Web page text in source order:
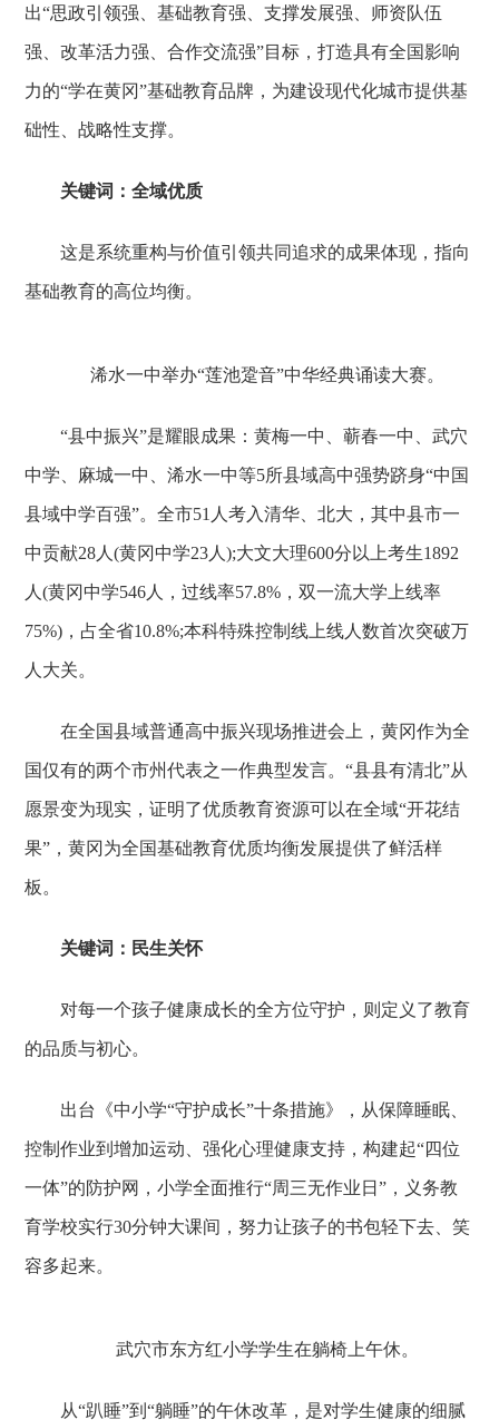
出“思政引领强、基础教育强、支撑发展强、师资队伍
强、改革活力强、合作交流强”目标，打造具有全国影响
力的“学在黄冈”基础教育品牌，为建设现代化城市提供基
础性、战略性支撑。
关键词：全域优质
这是系统重构与价值引领共同追求的成果体现，指向
基础教育的高位均衡。
浠水一中举办“莲池跫音”中华经典诵读大赛。
“县中振兴”是耀眼成果：黄梅一中、蕲春一中、武穴
中学、麻城一中、浠水一中等5所县域高中强势跻身“中国
县域中学百强”。全市51人考入清华、北大，其中县市一
中贡献28人(黄冈中学23人);大文大理600分以上考生1892
人(黄冈中学546人，过线率57.8%，双一流大学上线率
75%)，占全省10.8%;本科特殊控制线上线人数首次突破万
人大关。
在全国县域普通高中振兴现场推进会上，黄冈作为全
国仅有的两个市州代表之一作典型发言。“县县有清北”从
愿景变为现实，证明了优质教育资源可以在全域“开花结
果”，黄冈为全国基础教育优质均衡发展提供了鲜活样
板。
关键词：民生关怀
对每一个孩子健康成长的全方位守护，则定义了教育
的品质与初心。
出台《中小学“守护成长”十条措施》，从保障睡眠、
控制作业到增加运动、强化心理健康支持，构建起“四位
一体”的防护网，小学全面推行“周三无作业日”，义务教
育学校实行30分钟大课间，努力让孩子的书包轻下去、笑
容多起来。
武穴市东方红小学学生在躺椅上午休。
从“趴睡”到“躺睡”的午休改革，是对学生健康的细腻